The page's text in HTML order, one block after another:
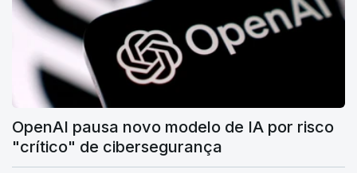
OpenAI pausa novo modelo de IA por risco
"crítico" de cibersegurança